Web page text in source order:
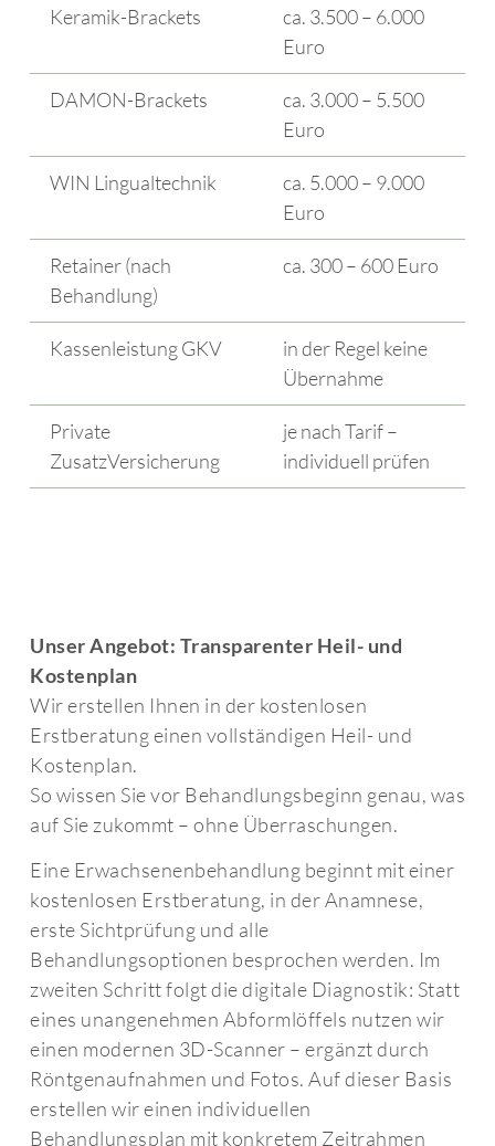
Keramik-Brackets
ca. 3.500 – 6.000
Euro
DAMON-Brackets
ca. 3.000 – 5.500
Euro
WIN Lingualtechnik
ca. 5.000 – 9.000
Euro
Retainer (nach
Behandlung)
ca. 300 – 600 Euro
Kassenleistung GKV
in der Regel keine
Übernahme
Private
ZusatzVersicherung
je nach Tarif –
individuell prüfen
Unser Angebot: Transparenter Heil- und
Kostenplan
Wir erstellen Ihnen in der kostenlosen
Erstberatung einen vollständigen Heil- und
Kostenplan.
So wissen Sie vor Behandlungsbeginn genau, was
auf Sie zukommt – ohne Überraschungen.
Eine Erwachsenenbehandlung beginnt mit einer
kostenlosen Erstberatung, in derAnamnese,
erste Sichtprüfung und alle
Behandlungsoptionen besprochen werden. Im
zweiten Schritt folgt die digitale Diagnostik: Statt
eines unangenehmen Abformlöffels nutzen wir
einen modernen 3D-Scanner – ergänzt durch
Röntgenaufnahmen und Fotos. Auf dieser Basis
erstellen wir einen individuellen
Behandlungsplan mit konkretem Zeitrahmen